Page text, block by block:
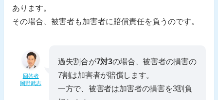
あります。
その場合、被害者も加害者に賠償責任を負うのです。
回答者
岡野武志
過失割合が7対3の場合、被害者の損害の
7割は加害者が賠償します。
一方で、被害者は加害者の損害を3割負